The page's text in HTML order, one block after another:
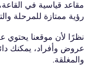
رؤية ممتازة للمرحلة
نظرًا لأن موقعنا
عروض وأفراد، يمكنك
والمغلقة.